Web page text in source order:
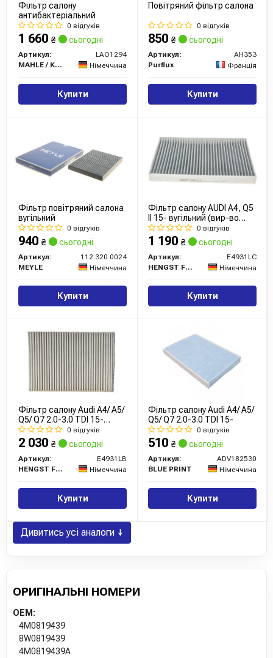
Фільтр салону
антибактеріальний
0 відгуків
1 660 ₴ сьогодні
Артикул:
LAO1294
MAHLE / KNECHT
Німеччина
Купити
Повітряний фільтр салона
0 відгуків
850 ₴ сьогодні
Артикул:
AH353
Purflux
Франція
Купити
Фільтр повітряний салона
вугільний
0 відгуків
940 ₴ сьогодні
Артикул:
112 320 0024
MEYLE
Німеччина
Купити
Фільтр салону AUDI A4, Q5
II 15- вугільний (вир-во
HENGST)
0 відгуків
1 190 ₴ сьогодні
Артикул:
E4931LC
HENGST FILTER
Німеччина
Купити
Фільтр салону Audi A4/ A5/
Q5/ Q7 2.0-3.0 TDI 15-
(антибактеріальний)
0 відгуків
2 030 ₴ сьогодні
Артикул:
E4931LB
HENGST FILTER
Німеччина
Купити
Фільтр салону Audi A4/ A5/
Q5/ Q7 2.0-3.0 TDI 15-
0 відгуків
510 ₴ сьогодні
Артикул:
ADV182530
BLUE PRINT
Німеччина
Купити
Дивитись усі аналоги ↓
ОРИГІНАЛЬНІ НОМЕРИ
OEM:
4M0819439
8W0819439
4M0819439A